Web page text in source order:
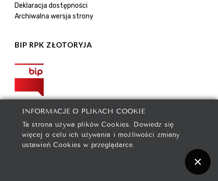
Deklaracja dostępności
Archiwalna wersja strony
BIP RPK ZŁOTORYJA
2021 © Rejonowe Przedsiębiorstwo Komunalne spółka z
INFORMACJE O PLIKACH COOKIE
Ta strona używa plików Cookies. Dowiedz się
więcej o celu ich używania i możliwości zmiany
ustawień Cookies w przeglądarce.